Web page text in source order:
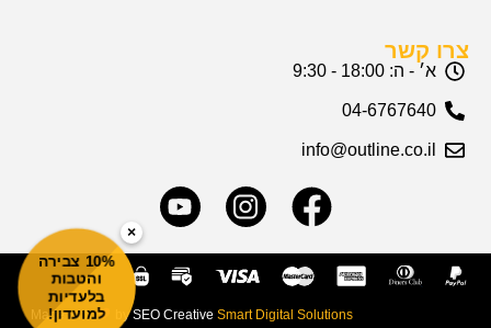
צרו קשר
א׳ - ה: 18:00 - 9:30
04-6767640
info@outline.co.il
Made with by SEO Creative Smart Digital Solutions
×
10% צבירה
והטבות
בלעדיות
למועדון!